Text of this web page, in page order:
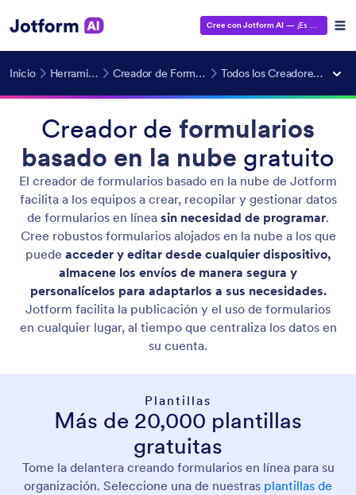
Cree con Jotform AI — ¡Es gratis!
Inicio Herramientas IA Creador de Formulario con IA Todos los Creadores de Formularios
Creador de formularios
basado en la nube gratuito
El creador de formularios basado en la nube de Jotform
facilita a los equipos a crear, recopilar y gestionar datos
de formularios en línea sin necesidad de programar.
Cree robustos formularios alojados en la nube a los que
puede acceder y editar desde cualquier dispositivo,
almacene los envíos de manera segura y
personalícelos para adaptarlos a sus necesidades.
Jotform facilita la publicación y el uso de formularios
en cualquier lugar, al tiempo que centraliza los datos en
su cuenta.
Plantillas
Más de 20,000 plantillas
gratuitas
Tome la delantera creando formularios en línea para su
organización. Seleccione una de nuestras plantillas de